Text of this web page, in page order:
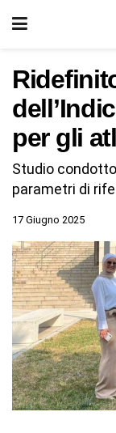
per gli
Studio
parametri di
17 Giugno 2025